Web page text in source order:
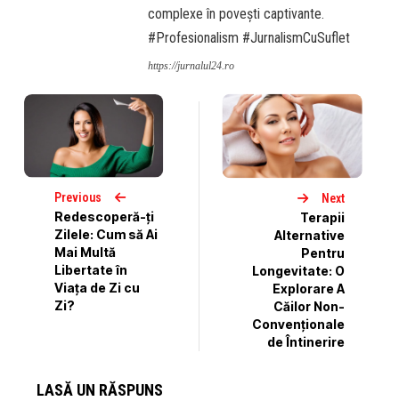
complexe în povești captivante.
#Profesionalism #JurnalismCuSuflet
https://jurnalul24.ro
Previous
Redescoperă-ți
Zilele: Cum să Ai
Mai Multă
Libertate în
Viața de Zi cu
Zi?
Next
Terapii
Alternative
Pentru
Longevitate: O
Explorare A
Căilor Non-
Convenționale
de Întinerire
LASĂ UN RĂSPUNS